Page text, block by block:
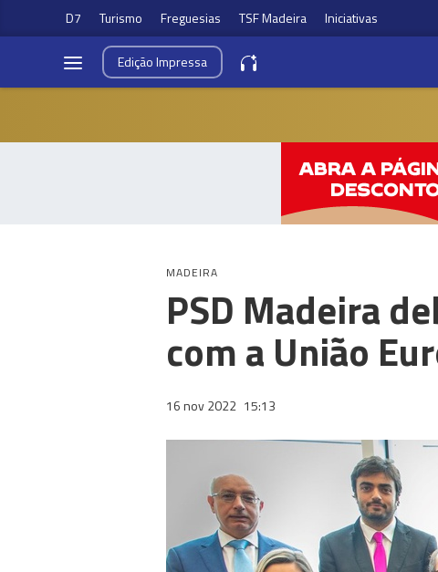
D7 Turismo Freguesias TSF Madeira Iniciativas
EdiçãoImpressa
MADEIRA
PSD Madeira
com a União
16 nov 2022 15:13